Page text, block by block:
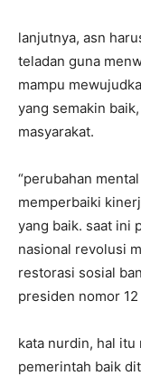
lanjutnya, asn
teladan guna
mampu
yang semakin
masyarakat.
“perubahan
memperbaiki
yang baik. saat ini
nasional revolusi
restorasi sosial
presiden nomor
kata nurdin, hal
pemerintah baik